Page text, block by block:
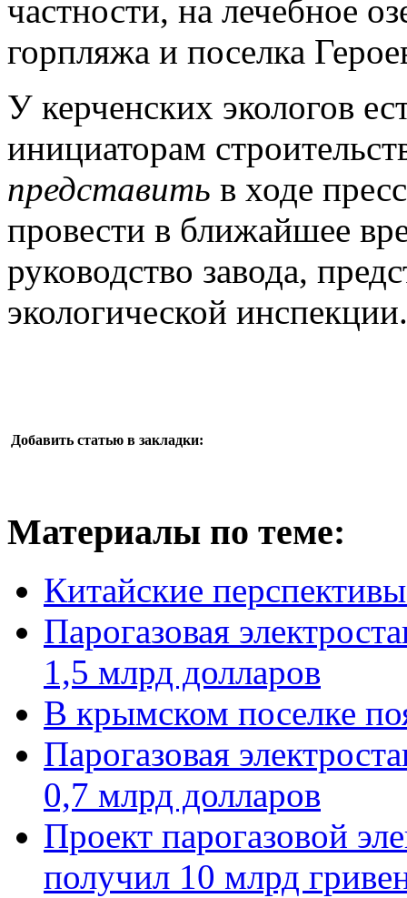
частности, на лечебное
горпляжа и поселка
У керченских экологов
инициаторам
представить в ходе
провести в ближайшее
руководство завода,
экологической инспекции.
Добавить статью в закладки:
Материалы по теме:
Китайские
Парогазовая
1,5 млрд долларов
В крымском поселке
Парогазовая
0,7 млрд долларов
Проект парогазовой
получил 10 млрд